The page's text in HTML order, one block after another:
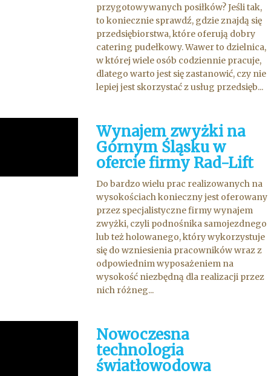
przygotowywanych posiłków? Jeśli tak,
to koniecznie sprawdź, gdzie znajdą się
przedsiębiorstwa, które oferują dobry
catering pudełkowy. Wawer to dzielnica,
w której wiele osób codziennie pracuje,
dlatego warto jest się zastanowić, czy nie
lepiej jest skorzystać z usług przedsięb...
Wynajem zwyżki na
Górnym Śląsku w
ofercie firmy Rad-Lift
Do bardzo wielu prac realizowanych na
wysokościach konieczny jest oferowany
przez specjalistyczne firmy wynajem
zwyżki, czyli podnośnika samojezdnego
lub też holowanego, który wykorzystuje
się do wzniesienia pracowników wraz z
odpowiednim wyposażeniem na
wysokość niezbędną dla realizacji przez
nich różneg...
Nowoczesna
technologia
światłowodowa